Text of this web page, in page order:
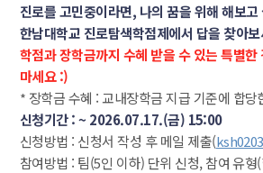
진로를 고민중이라면, 나의 꿈을 위해 해보
한남대학교 진로탐색학점제에서 답을 찾아
학점과 장학금까지 수혜 받을 수 있는 특별한
마세요 :)
* 장학금 수혜 : 교내장학금 지급 기준에 합당
신청기간 : ~ 2026.07.17.(금) 15:00
신청방법 : 신청서 작성 후 메일 제출(
참여방법 : 팀(5인 이하) 단위 신청, 참여 유